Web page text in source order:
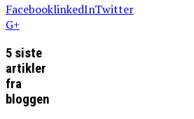
FacebooklinkedInTwitter
G+
5 siste
artikler
fra
bloggen